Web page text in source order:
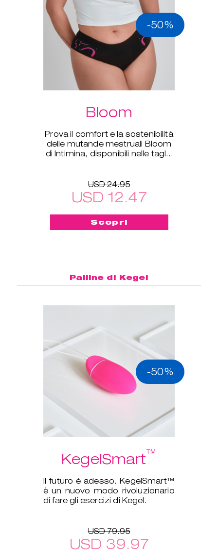
-50%
Bloom
Prova il comfort e la sostenibilità
delle mutande mestruali Bloom
di Intimina, disponibili nelle taglie
USD 24.95
USD 12.47
Scopri
Palline di Kegel
-50%
KegelSmart™
Il futuro è adesso. KegelSmart™
è un nuovo modo rivoluzionario
di fare gli esercizi di Kegel.
USD 79.95
USD 39.97